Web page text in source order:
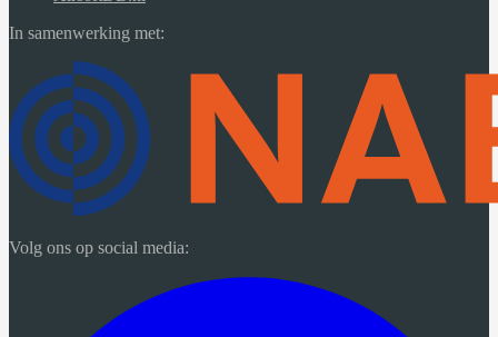
In samenwerking met:
Volg ons op social media: